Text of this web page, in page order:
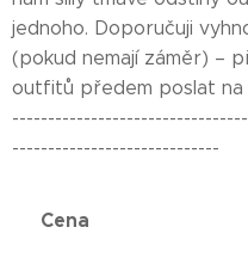
jednoho. Doporučuji
(pokud nemají záměr) –
outfitů předem poslat
-----------------------------
🎁 Cena 🎁